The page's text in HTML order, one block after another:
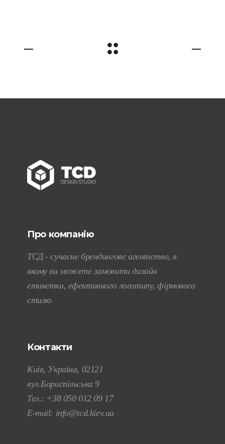
Про компанію
ТСД - сучасне брендингове агентство, в
якому ви можете замовити дизайн
етикетки, ефективного логотипу, фірмового
стилю
Контакти
Київ, Україна, 02121
вул.Бориспільська 9
Тел.: +38 050 012 09 17
E-mail: info@tcd.kiev.ua